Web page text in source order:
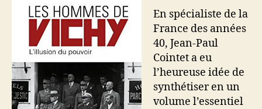
En spécialiste de la
France des années
40, Jean-Paul
Cointet a eu
l’heureuse idée de
synthétiser en un
volume l’essentiel